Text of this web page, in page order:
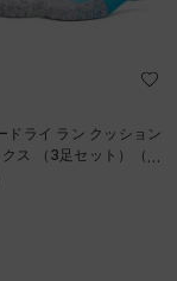
ドライ ラン クッション
ス （3足セット）（ラ
）